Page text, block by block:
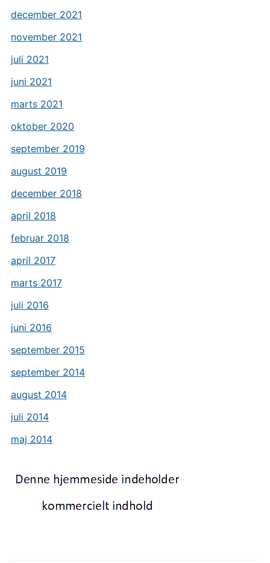
december 2021
november 2021
juli 2021
juni 2021
marts 2021
oktober 2020
september 2019
august 2019
december 2018
april 2018
februar 2018
april 2017
marts 2017
juli 2016
juni 2016
september 2015
september 2014
august 2014
juli 2014
maj 2014